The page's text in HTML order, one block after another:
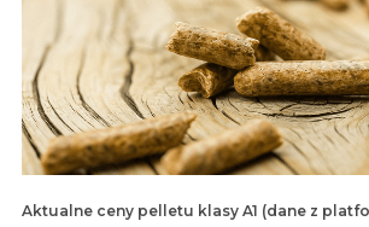
Aktualne ceny pelletu klasy A1 (dane z